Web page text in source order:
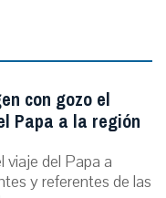
con gozo el
Papa a la región
viaje del Papa a
y referentes de las